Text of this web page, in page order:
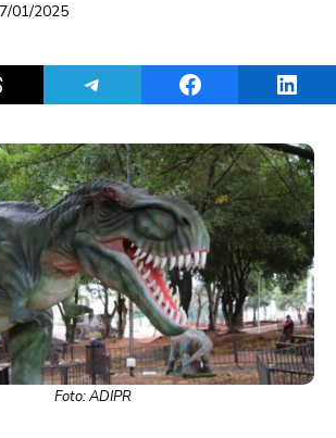
01/2025
Share on ThreadsShare on TelegramShare on Facebook
Foto: ADIPR